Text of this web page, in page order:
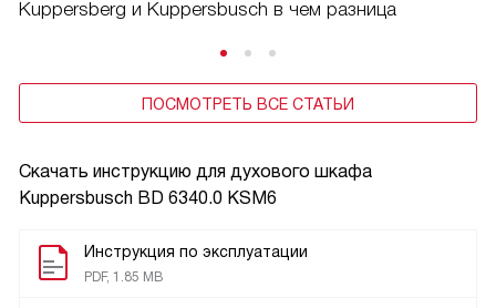
Скачать инструкцию для духового шкафа
Kuppersbusch BD 6340.0 KSM6
Инструкция по эксплуатации
PDF, 1.85 MB
Kuppersberg и Kuppersbusch в чем разница
ПОСМОТРЕТЬ ВСЕ СТАТЬИ